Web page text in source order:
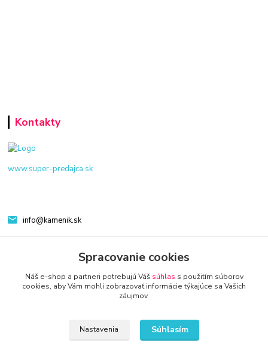
Kontakty
www.super-predajca.sk
info@kamenik.sk
Spracovanie cookies
Náš e-shop a partneri potrebujú Váš súhlas s použitím súborov
cookies, aby Vám mohli zobrazovať informácie týkajúce sa Vašich
záujmov.
Nastavenia Súhlasím